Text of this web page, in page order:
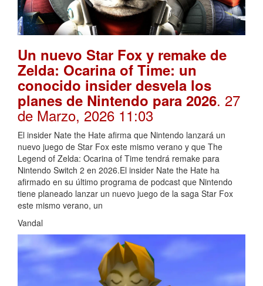
Un nuevo Star Fox y remake de
Zelda: Ocarina of Time: un
conocido insider desvela los
planes de Nintendo para 2026. 27
de Marzo, 2026 11:03
El insider Nate the Hate afirma que Nintendo lanzará un
nuevo juego de Star Fox este mismo verano y que The
Legend of Zelda: Ocarina of Time tendrá remake para
Nintendo Switch 2 en 2026.El insider Nate the Hate ha
afirmado en su último programa de podcast que Nintendo
tiene planeado lanzar un nuevo juego de la saga Star Fox
este mismo verano, un
Vandal